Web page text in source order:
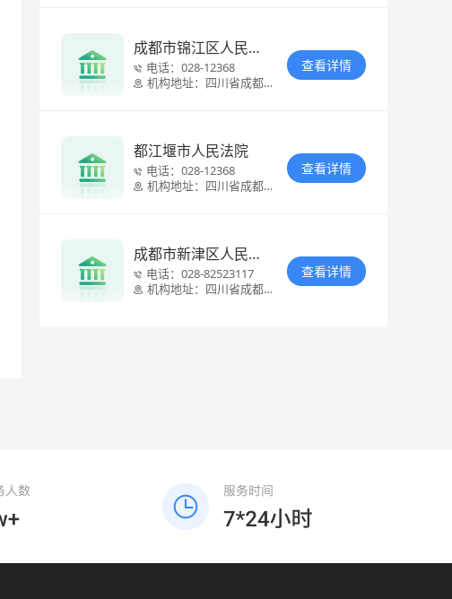
成都市锦江区人民法
院电话： 028-12368
机构地址： 四川省成都市
锦江区工农院
查看详情
都江堰市人民法院
电话： 028-12368
机构地址： 四川省成都市
都江堰市都江
查看详情
成都市新津区人民法
院电话： 028-82523117
机构地址： 四川省成都市
新津区迎宾大
查看详情